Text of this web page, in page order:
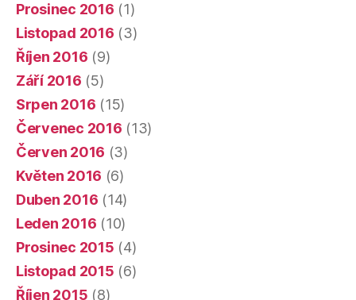
Prosinec 2016 (1)
Listopad 2016 (3)
Říjen 2016 (9)
Září 2016 (5)
Srpen 2016 (15)
Červenec 2016 (13)
Červen 2016 (3)
Květen 2016 (6)
Duben 2016 (14)
Leden 2016 (10)
Prosinec 2015 (4)
Listopad 2015 (6)
Říjen 2015 (8)